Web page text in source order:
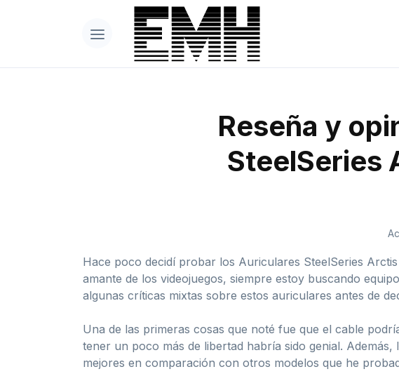
Reseña y
SteelSeries
Hace poco decidí probar los Auriculares SteelSeries
amante de los videojuegos, siempre estoy buscando
algunas críticas mixtas sobre estos auriculares antes de
Una de las primeras cosas que noté fue que el cable
tener un poco más de libertad habría sido genial.
mejores en comparación con otros modelos que he